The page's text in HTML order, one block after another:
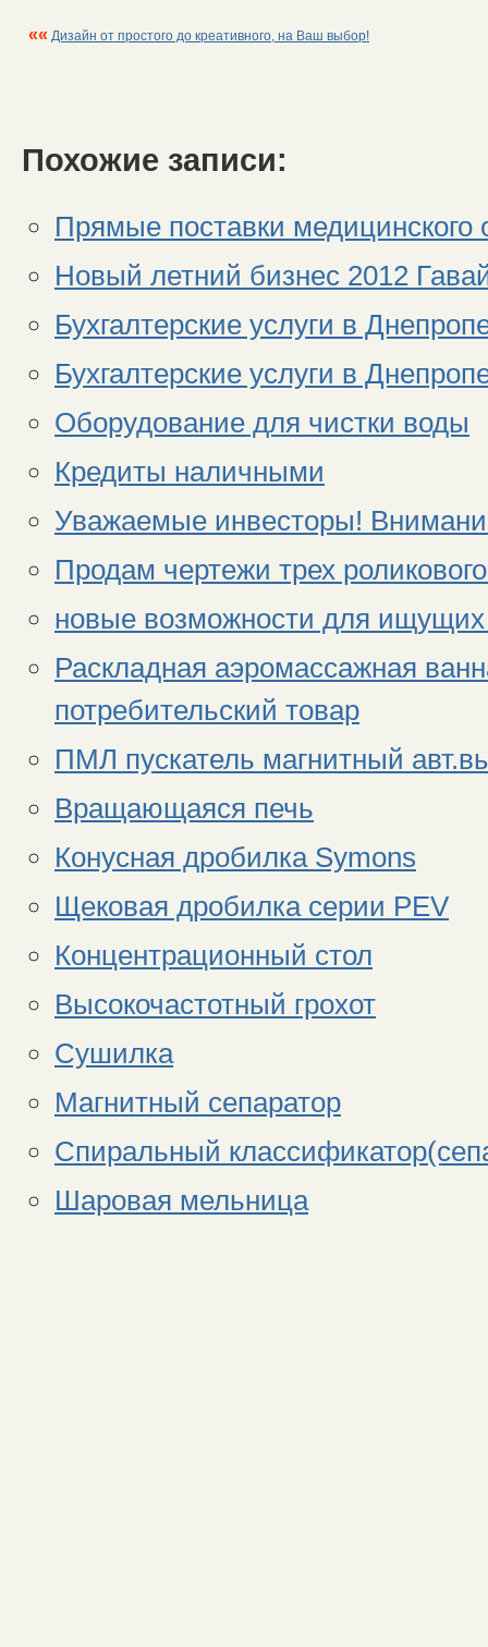
«« Дизайн от простого до креативного, на Ваш выбор!
Похожие записи:
Прямые поставки
Новый летний бизнес 2012
Бухгалтерские услуги в
Бухгалтерские услуги в
Оборудование для чистки воды
Кредиты наличными
Уважаемые инвесторы!
Продам чертежи трех
новые возможности для
Раскладная аэромассажная
потребительский товар
ПМЛ пускатель магнитный
Вращающаяся печь
Конусная дробилка Symons
Щековая дробилка серии PEV
Концентрационный стол
Высокочастотный грохот
Сушилка
Магнитный сепаратор
Спиральный
Шаровая мельница